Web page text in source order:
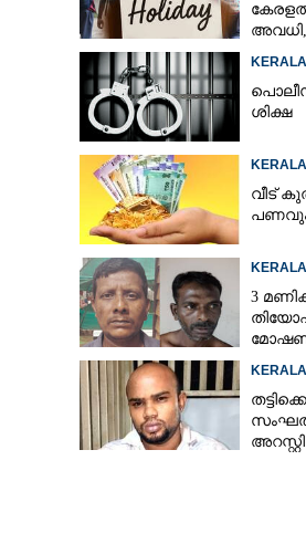
അവധി,
KERALA
ശിക്ഷ
KERALA
വീട്
KERALA
3
KERALA